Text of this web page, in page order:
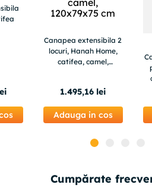
Canapea extensibila 2
locuri, Hanah Home,
catifea, camel,
1.495,16 lei
Adauga in cos
Cumpărate